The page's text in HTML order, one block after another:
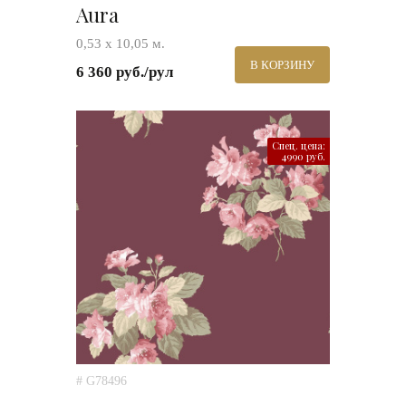
Aura
0,53 х 10,05 м.
6 360 руб./рул В КОРЗИНУ
Спец. цена:
4990 руб.
# G78496